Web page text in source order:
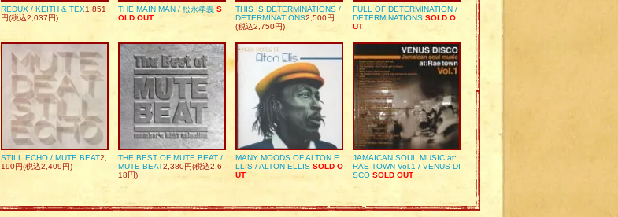
REDUX / KEITH & TEX1,851
円(税込2,037円)
THE MAIN MAN / 松永孝義 S
OLD OUT
THIS IS DETERMINATIONS /
DETERMINATIONS2,500円
(税込2,750円)
FULL OF DETERMINATION /
DETERMINATIONS SOLD O
UT
STILL ECHO / MUTE BEAT2,
190円(税込2,409円)
THE BEST OF MUTE BEAT /
MUTE BEAT2,380円(税込2,6
18円)
MANY MOODS OF ALTON E
LLIS / ALTON ELLIS SOLD O
UT
JAMAICAN SOUL MUSIC at:
RAE TOWN Vol.1 / VENUS DI
SCO SOLD OUT